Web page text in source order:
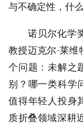
与不确定性，什
诺贝尔化学
教授迈克尔·莱
个问题：未解之
别？哪一类科学
值得年轻人投身
质折叠领域深耕